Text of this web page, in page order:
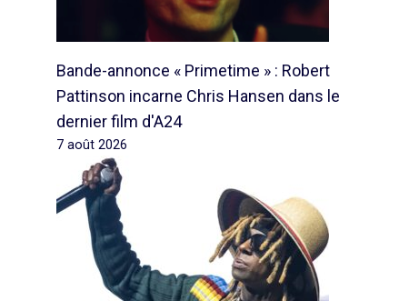
Bande-annonce « Primetime » : Robert
Pattinson incarne Chris Hansen dans le
dernier film d'A24
7 août 2026